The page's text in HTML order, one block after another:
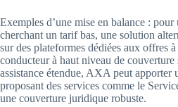
Exemples d’une mise en balance :
cherchant un tarif bas, une solution
sur des plateformes dédiées aux offres
conducteur à haut niveau de couverture
assistance étendue, AXA peut apporter
proposant des services comme le
une couverture juridique robuste.